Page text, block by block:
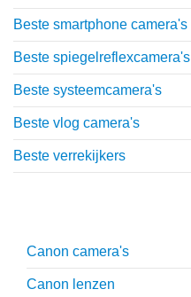
Beste smartphone camera's
Beste spiegelreflexcamera's
Beste systeemcamera's
Beste vlog camera's
Beste verrekijkers
Canon camera's
Canon lenzen